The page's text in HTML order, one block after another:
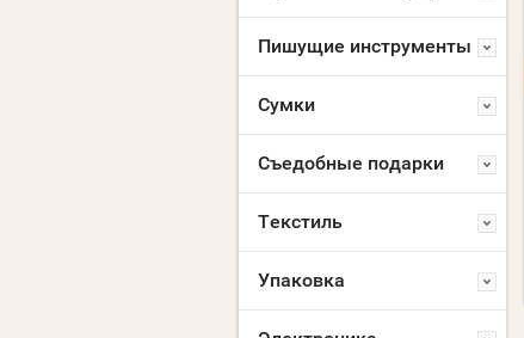
Пишущие инструменты
Сумки
Съедобные подарки
Текстиль
Упаковка
МАСКА МНОГОРАЗОВАЯ
ЛОГОТИПА
Склад Москва:10000 шт.